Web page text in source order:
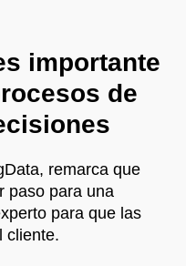
importante
de
remarca que
paso para una
para que las
cliente.